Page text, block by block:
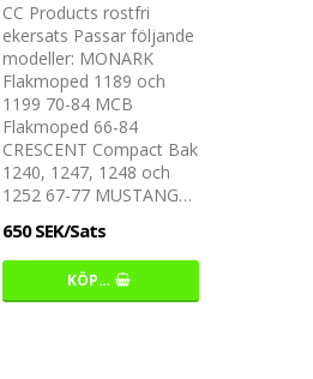
CC Products rostfri
ekersats Passar följande
modeller: MONARK
Flakmoped 1189 och
1199 70-84 MCB
Flakmoped 66-84
CRESCENT Compact Bak
1240, 1247, 1248 och
1252 67-77 MUSTANG…
650 SEK/Sats
KÖP…